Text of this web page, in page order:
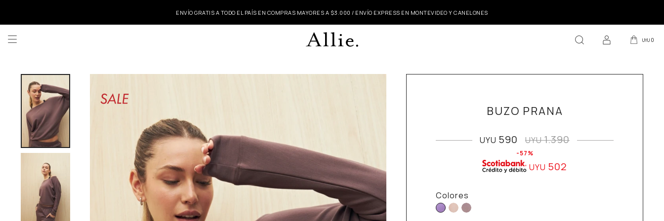
ENVÍO GRATIS A TODO EL PAÍS EN COMPRAS MAYORES A $3.000 / ENVÍO EXPRESS EN MONTEVIDEO Y CANELONES
UYU 0

BUZO PRANA
UYU 590 UYU1.390
57
UYU 502
Colores